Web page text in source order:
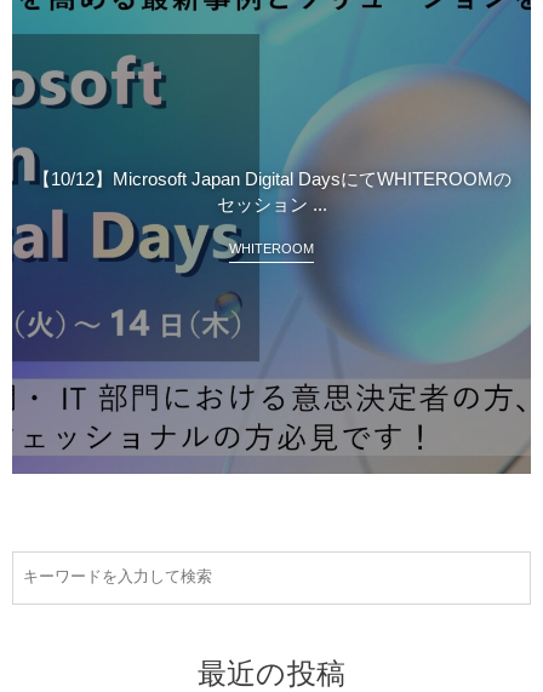
【10/12】Microsoft Japan Digital DaysにてWHITEROOMの
セッション ...
WHITEROOM
最近の投稿